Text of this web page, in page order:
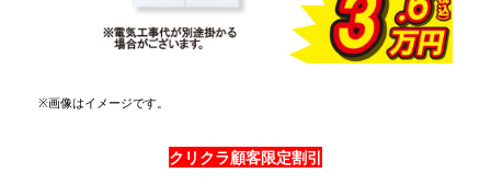
※画像はイメージです。
クリクラ顧客限定割引